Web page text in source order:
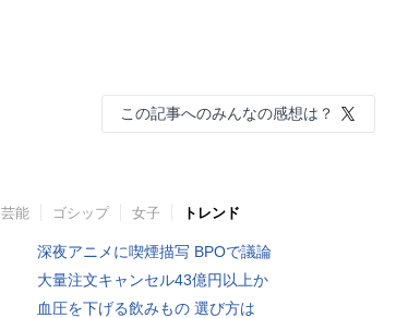
この記事へのみんなの感想は？
芸能 ゴシップ 女子 トレンド
深夜アニメに喫煙描写 BPOで議論
大量注文キャンセル43億円以上か
血圧を下げる飲みもの 選び方は